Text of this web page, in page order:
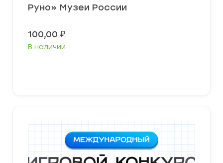
Руно» Музеи России
100,00 ₽
В наличии